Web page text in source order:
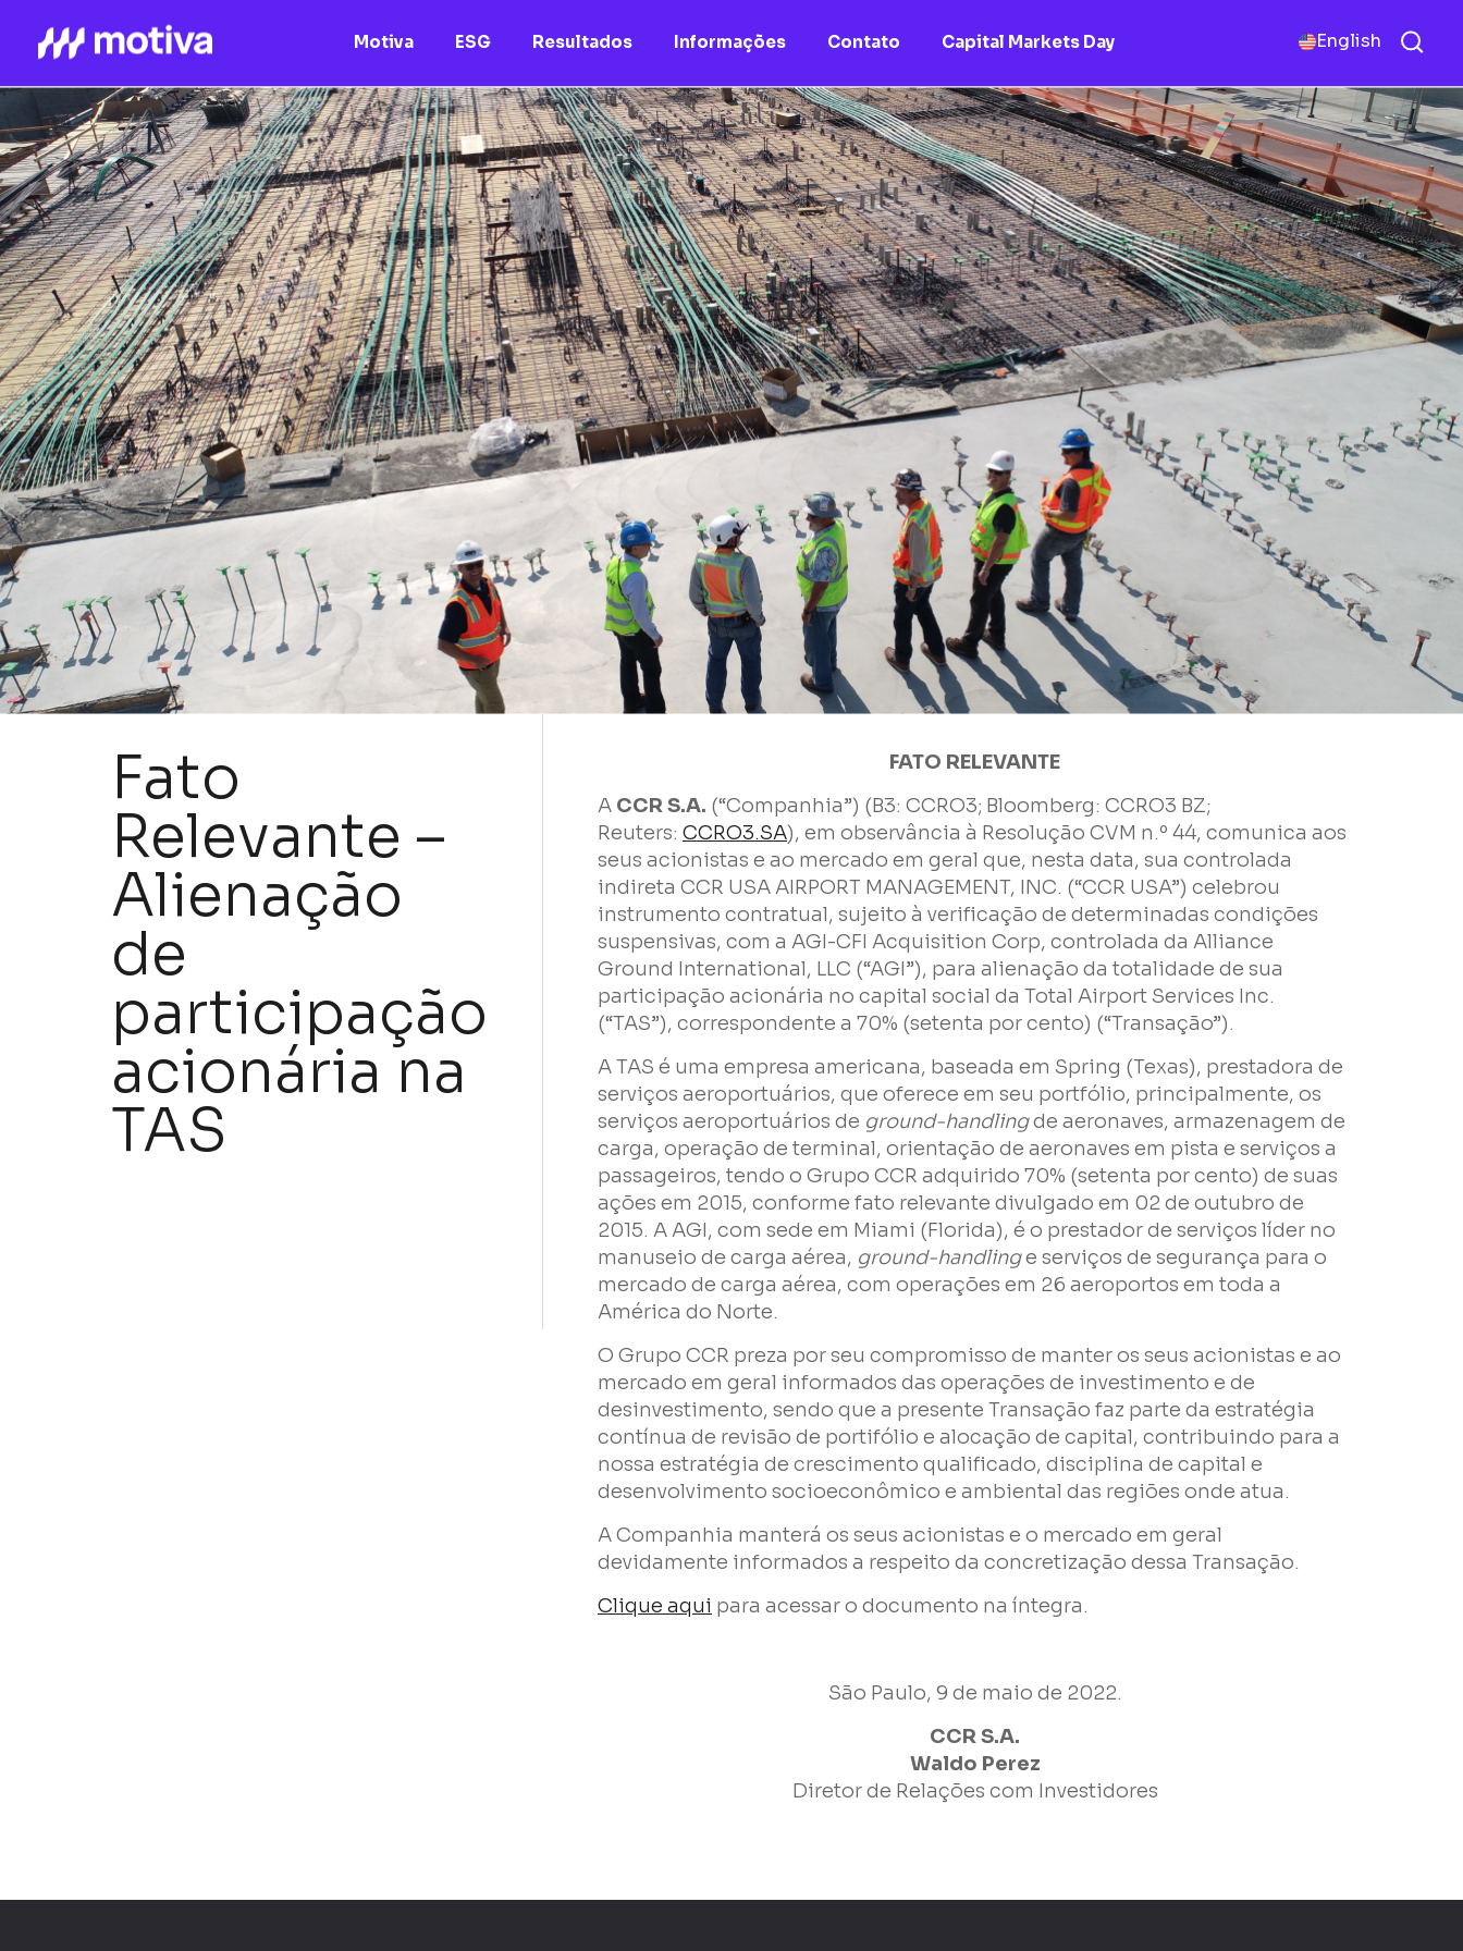
Motiva ESG Resultados
Motiva
Nossos Ativos
Informações Contato Capital Markets Day English
Fato
Relevante –
Alienação
de
participação
acionária na
TAS
FATO RELEVANTE
A CCR S.A. (“Companhia”) (B3: CCRO3; Bloomberg: CCRO3 BZ;
Reuters: CCRO3.SA), em observância à Resolução CVM n.º 44, comunica aos
seus acionistas e ao mercado em geral que, nesta data, sua controlada
indireta CCR USA AIRPORT MANAGEMENT, INC. (“CCR USA”) celebrou
instrumento contratual, sujeito à verificação de determinadas condições
suspensivas, com a AGI-CFI Acquisition Corp, controlada da Alliance
Ground International, LLC (“AGI”), para alienação da totalidade de sua
participação acionária no capital social da Total Airport Services Inc.
(“TAS”), correspondente a 70% (setenta por cento) (“Transação”).
A TAS é uma empresa americana, baseada em Spring (Texas), prestadora de
serviços aeroportuários, que oferece em seu portfólio, principalmente, os
serviços aeroportuários de ground-handlingde aeronaves, armazenagem de
carga, operação de terminal, orientação de aeronaves em pista e serviços a
passageiros, tendo o Grupo CCR adquirido 70% (setenta por cento) de suas
ações em 2015, conforme fato relevante divulgado em 02 de outubro de
2015. A AGI, com sede em Miami (Florida), é o prestador de serviços líder no
manuseio de carga aérea, ground-handlinge serviços de segurança para o
mercado de carga aérea, com operações em 26 aeroportos em toda a
América do Norte.
O Grupo CCR preza por seu compromisso de manter os seus acionistas e ao
mercado em geral informados das operações de investimento e de
desinvestimento, sendo que a presente Transação faz parte da estratégia
contínua de revisão de portifólio e alocação de capital, contribuindo para a
nossa estratégia de crescimento qualificado, disciplina de capital e
desenvolvimento socioeconômico e ambiental das regiões onde atua.
A Companhia manterá os seus acionistas e o mercado em geral
devidamente informados a respeito da concretização dessa Transação.
Clique aqui para acessar o documento na íntegra.
São Paulo, 9 de maio de 2022.
CCR S.A.
Waldo Perez
Diretor de Relações com Investidores
Enviar